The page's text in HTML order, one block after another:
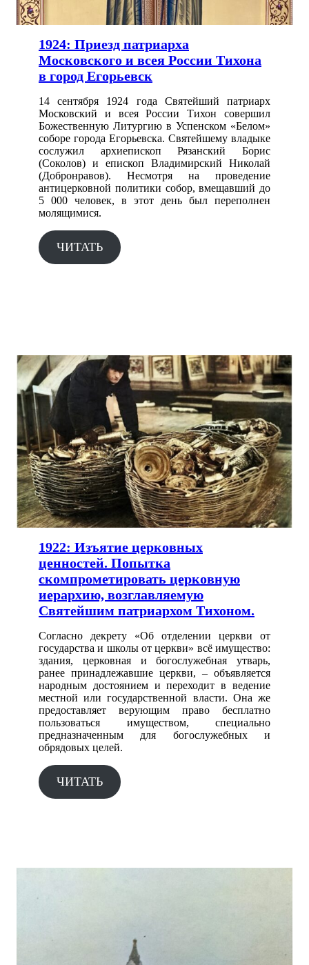
1924: Приезд патриарха
Московского и всея России Тихона
в город Егорьевск
14 сентября 1924 года Святейший патриарх
Московский и всея России Тихон совершил
Божественную Литургию в Успенском «Белом»
соборе города Егорьевска. Святейшему владыке
сослужил архиепископ Рязанский Борис
(Соколов) и епископ Владимирский Николай
(Добронравов). Несмотря на проведение
антицерковной политики собор, вмещавший до
5 000 человек, в этот день был переполнен
молящимися.
ЧИТАТЬ
1922: Изъятие церковных
ценностей. Попытка
скомпрометировать церковную
иерархию, возглавляемую
Святейшим патриархом Тихоном.
Согласно декрету «Об отделении церкви от
государства и школы от церкви» всё имущество:
здания, церковная и богослужебная утварь,
ранее принадлежавшие церкви, – объявляется
народным достоянием и переходит в ведение
местной или государственной власти. Она же
предоставляет верующим право бесплатно
пользоваться имуществом, специально
предназначенным для богослужебных и
обрядовых целей.
ЧИТАТЬ